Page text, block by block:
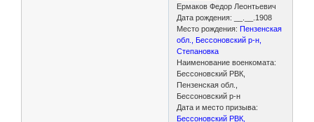
Ермаков Федор Леонтьевич
Дата рождения: __.__.1908
Место рождения:Пензенская
обл., Бессоновский р-н,
Степановка
Наименование военкомата:
Бессоновский РВК,
Пензенская обл.,
Бессоновский р-н
Дата и место призыва:
Бессоновский РВК,